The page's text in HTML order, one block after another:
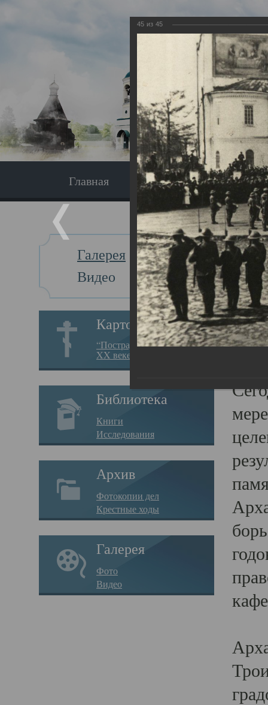
Главная Экскурсия
Галерея
Видео
Картотека
“Пострадавшие за веру в
XX веке на Севере”
Библиотека
Книги
Исследования
Архив
Фотокопии дел
Крестные ходы
Галерея
Фото
Видео
Главная
45 из 45